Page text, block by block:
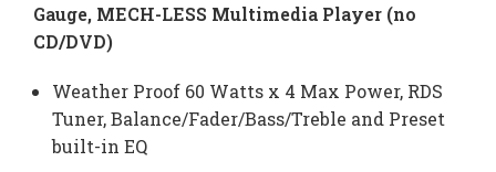
Gauge, MECH-LESS Multimedia Player (no
CD/DVD)
Weather Proof 60 Watts x 4 Max Power, RDS
Tuner, Balance/Fader/Bass/Treble and Preset
built-in EQ